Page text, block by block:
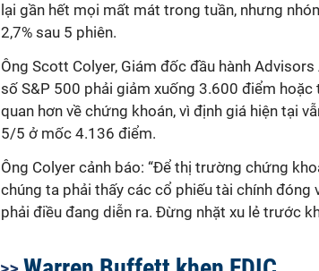
lại gần hết mọi mất mát trong tuần, nhưng
2,7% sau 5 phiên.
Ông Scott Colyer, Giám đốc đầu hành
số S&P 500 phải giảm xuống 3.600 điểm
quan hơn về chứng khoán, vì định giá hiện tại
5/5 ở mốc 4.136 điểm.
Ông Colyer cảnh báo: “Để thị trường chứng
chúng ta phải thấy các cổ phiếu tài chính
phải điều đang diễn ra. Đừng nhặt xu lẻ trước